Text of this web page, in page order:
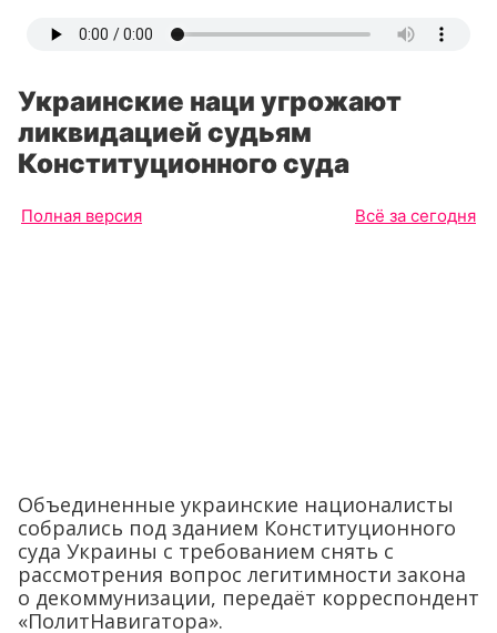
Украинские наци угрожают
ликвидацией судьям
Конституционного суда
Полная версия Всё за сегодня
Объединенные украинские националисты
собрались под зданием Конституционного
суда Украины с требованием снять с
рассмотрения вопрос легитимности закона
о декоммунизации, передаёт корреспондент
«ПолитНавигатора».